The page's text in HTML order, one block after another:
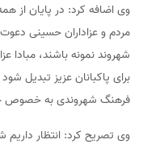
وی اضافه کرد: در پایان از
مردم و عزاداران حسینی
شهروند نمونه باشند،
برای پاکبانان عزیز تبدیل
فرهنگ شهروندی به خصوص
وی تصریح کرد: انتظار داریم